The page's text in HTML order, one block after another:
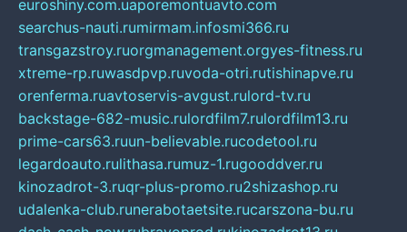
euroshiny.com.uaporemontuavto.com
searchus-nauti.rumirmam.infosmi366.ru
transgazstroy.ruorgmanagement.orgyes-fitness.ru
xtreme-rp.ruwasdpvp.ruvoda-otri.rutishinapve.ru
orenferma.ruavtoservis-avgust.rulord-tv.ru
backstage-682-music.rulordfilm7.rulordfilm13.ru
prime-cars63.ruun-believable.rucodetool.ru
legardoauto.rulithasa.rumuz-1.rugooddver.ru
kinozadrot-3.ruqr-plus-promo.ru2shizashop.ru
udalenka-club.runerabotaetsite.rucarszona-bu.ru